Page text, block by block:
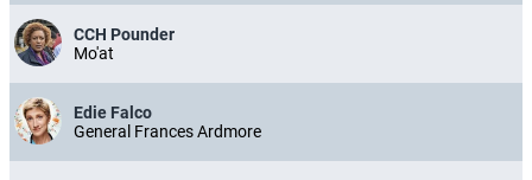
CCH Pounder
Mo'at
Edie Falco
General Frances Ardmore